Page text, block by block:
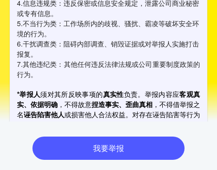
4.信息违规类：违反保密或信息安全规定，泄露公司商业秘密
或专有信息。
5.不当行为类：工作场所内的歧视、骚扰、霸凌等破坏安全环
境的行为。
6.干扰调查类：阻碍内部调查、销毁证据或对举报人实施打击
报复。
7.其他违纪类：其他任何违反法律法规或公司重要制度政策的
行为。
*举报人须对其所反映事项的真实性负责。举报内容应客观真
实、依据明确 ，不得故意捏造事实、歪曲真相 ，不得借举报之
名诬告陷害他人或损害他人合法权益。对存在诬告陷害等行为
我们鼓励实名举报，有助于我们更高效地核实举报内容，并
对调查结果给予及时反馈。
我要举报